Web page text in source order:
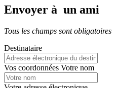
Envoyer à un ami
Tous les champs sont obligatoires
Destinataire
Vos coordonnées Votre nom